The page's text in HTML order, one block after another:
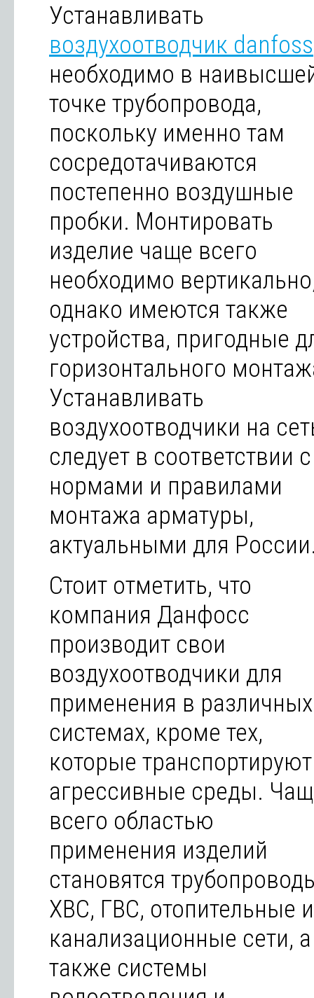
Устанавливать
воздухоотводчик danfoss
необходимо в
точке трубопровода,
поскольку именно там
сосредотачиваются
постепенно воздушные
пробки. Монтировать
изделие чаще всего
необходимо
однако имеются также
устройства, пригодные
горизонтального
Устанавливать
воздухоотводчики на
следует в соответствии с
нормами и правилами
монтажа арматуры,
актуальными для
Стоит отметить, что
компания Данфосс
производит свои
воздухоотводчики для
применения в различных
системах, кроме тех,
которые транспортируют
агрессивные среды.
всего областью
применения изделий
становятся
ХВС, ГВС, отопительные и
канализационные сети, а
также системы